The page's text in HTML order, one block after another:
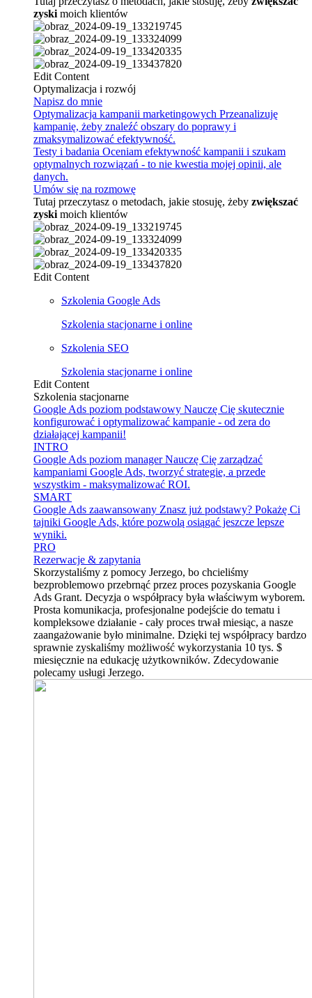
zyski moich klientów
Edit Content
Optymalizacja i rozwój
Napisz do mnie
Optymalizacja kampanii marketingowych Przeanalizuję
kampanię, żeby znaleźć obszary do poprawy i
zmaksymalizować efektywność.
Testy i badania Oceniam efektywność kampanii i szukam
optymalnych rozwiązań - to nie kwestia mojej opinii, ale
danych.
Umów się na rozmowę
Tutaj przeczytasz o metodach, jakie stosuję, żeby zwiększać
zyski moich klientów
Edit Content
Szkolenia Google Ads
Szkolenia stacjonarne i online
Szkolenia SEO
Szkolenia stacjonarne i online
Edit Content
Szkolenia stacjonarne
Google Ads poziom podstawowy Nauczę Cię skutecznie
konfigurować i optymalizować kampanie - od zera do
działającej kampanii!
INTRO
Google Ads poziom manager Nauczę Cię zarządzać
kampaniami Google Ads, tworzyć strategie, a przede
wszystkim - maksymalizować ROI.
SMART
Google Ads zaawansowany Znasz już podstawy? Pokażę Ci
tajniki Google Ads, które pozwolą osiągać jeszcze lepsze
wyniki.
PRO
Rezerwacje & zapytania
Skorzystaliśmy z pomocy Jerzego, bo chcieliśmy
bezproblemowo przebrnąć przez proces pozyskania Google
Ads Grant. Decyzja o współpracy była właściwym wyborem.
Prosta komunikacja, profesjonalne podejście do tematu i
kompleksowe działanie - cały proces trwał miesiąc, a nasze
zaangażowanie było minimalne. Dzięki tej współpracy bardzo
sprawnie zyskaliśmy możliwość wykorzystania 10 tys. $
miesięcznie na edukację użytkowników. Zdecydowanie
polecamy usługi Jerzego.